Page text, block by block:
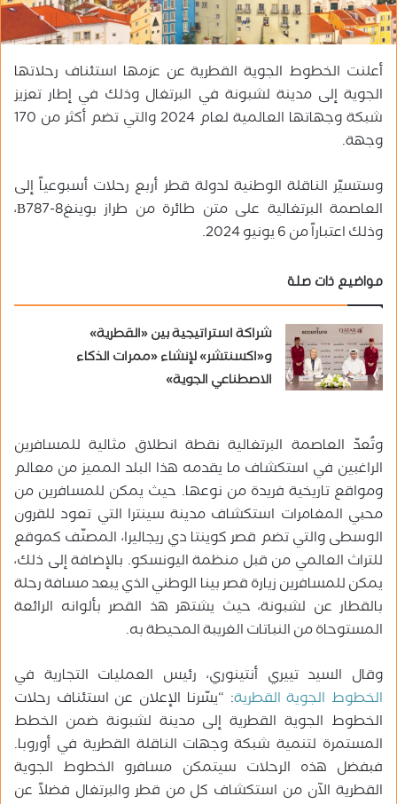
ت
ر
و
ن
ي
ا
أعلنت الخطوط الجوية القطرية عن عزمها استئناف رحلاتها
الجوية إلى مدينة لشبونة في البرتغال وذلك في إطار تعزيز
شبكة وجهاتها العالمية لعام 2024 والتي تضم أكثر من 170
وجهة.
وستسيّر الناقلة الوطنية لدولة قطر أربع رحلات أسبوعياً إلى
العاصمة البرتغالية على متن طائرة من طراز بوينغB787-8،
وذلك اعتباراً من 6 يونيو 2024.
مواضيع ذات صلة
شراكة استراتيجية بين «القطرية»
و«اكسنتشر» لإنشاء «ممرات الذكاء
الاصطناعي الجوية»
وتُعدّ العاصمة البرتغالية نقطة انطلاق مثالية للمسافرين
الراغبين في استكشاف ما يقدمه هذا البلد المميز من معالم
ومواقع تاريخية فريدة من نوعها. حيث يمكن للمسافرين من
محبي المغامرات استكشاف مدينة سينترا التي تعود للقرون
الوسطى والتي تضم قصر كوينتا دي ريجاليرا، المصنّف كموقع
للتراث العالمي من قبل منظمة اليونسكو. بالإضافة إلى ذلك،
يمكن للمسافرين زيارة قصر بينا الوطني الذي يبعد مسافة رحلة
بالقطار عن لشبونة، حيث يشتهر هذ القصر بألوانه الرائعة
المستوحاة من النباتات الغريبة المحيطة به.
وقال السيد تييري أنتينوري، رئيس العمليات التجارية في
الخطوط الجوية القطرية: “يسّرنا الإعلان عن استئناف رحلات
الخطوط الجوية القطرية إلى مدينة لشبونة ضمن الخطط
المستمرة لتنمية شبكة وجهات الناقلة القطرية في أوروبا.
فبفضل هذه الرحلات سيتمكن مسافرو الخطوط الجوية
القطرية الآن من استكشاف كل من قطر والبرتغال فضلاً عن